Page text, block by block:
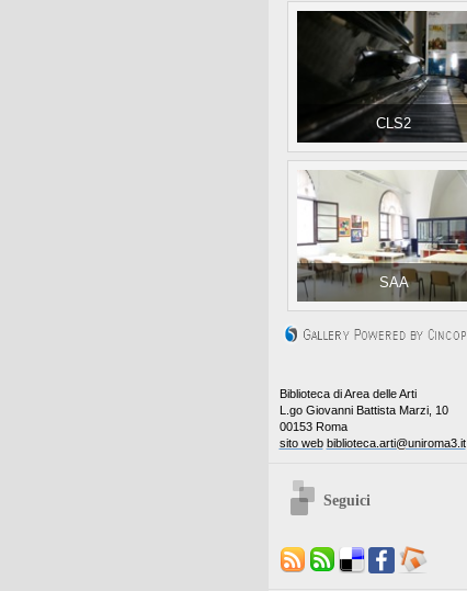
CLS2
SAA
Biblioteca di Area delle Arti
L.go Giovanni Battista Marzi, 10
00153 Roma
sito web biblioteca.arti@uniroma3.it
Seguici